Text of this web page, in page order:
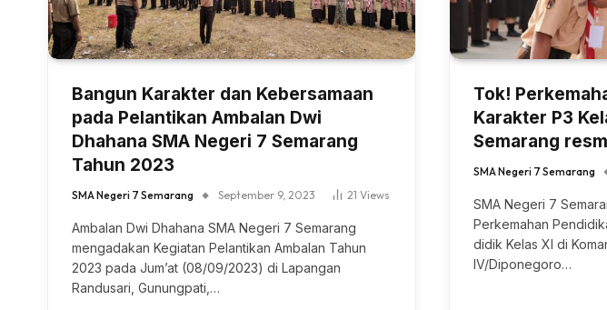
Bangun Karakter dan Kebersamaan
pada Pelantikan Ambalan Dwi
Dhahana SMA Negeri 7 Semarang
Tahun 2023
SMA Negeri 7 Semarang September 9, 2023 21 Views
Ambalan Dwi Dhahana SMA Negeri 7 Semarang
mengadakan Kegiatan Pelantikan Ambalan Tahun
2023 pada Jum’at (08/09/2023) di Lapangan
Randusari, Gunungpati,…
Tok!
Karakter P3
Semarang
SMA Negeri 7 Semarang
SMA Negeri 7
Perkemahan
didik Kelas XI di
IV/Diponegoro…